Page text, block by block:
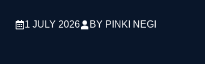
1 JULY 2026 BY PINKI NEGI